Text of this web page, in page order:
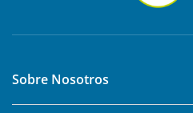
Sobre Nosotros